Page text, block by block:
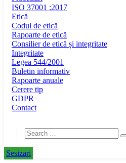
ISO 37001 :2017
Etică
Codul de etică
Rapoarte de etică
Consilier de etică și integritate
Integritate
Legea 544/2001
Buletin informativ
Rapoarte anuale
Cerere tip
GDPR
Contact
Sesizari